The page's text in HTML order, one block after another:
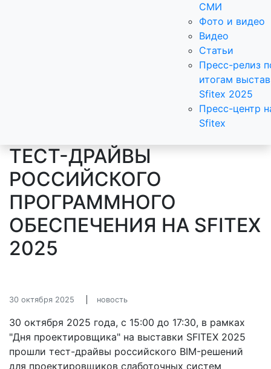
СМИ
Фото и видео
Видео
Статьи
Пресс-релиз
итогам
Sfitex 2025
Пресс-центр
Sfitex
ТЕСТ-ДРАЙВЫ
РОССИЙСКОГО
ПРОГРАММНОГО
ОБЕСПЕЧЕНИЯ НА SFITEX
2025
30 октября 2025 новость
30 октября 2025 года, с 15:00 до 17:30, в рамках
"Дня проектировщика" на выставки SFITEX 2025
прошли тест-драйвы российского BIM-решений
для проектировщиков слаботочных систем